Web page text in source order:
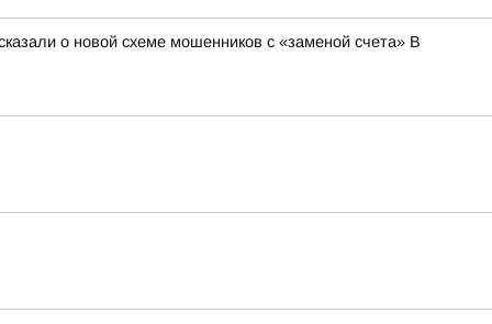
о новой схеме мошенников с «заменой счета» В